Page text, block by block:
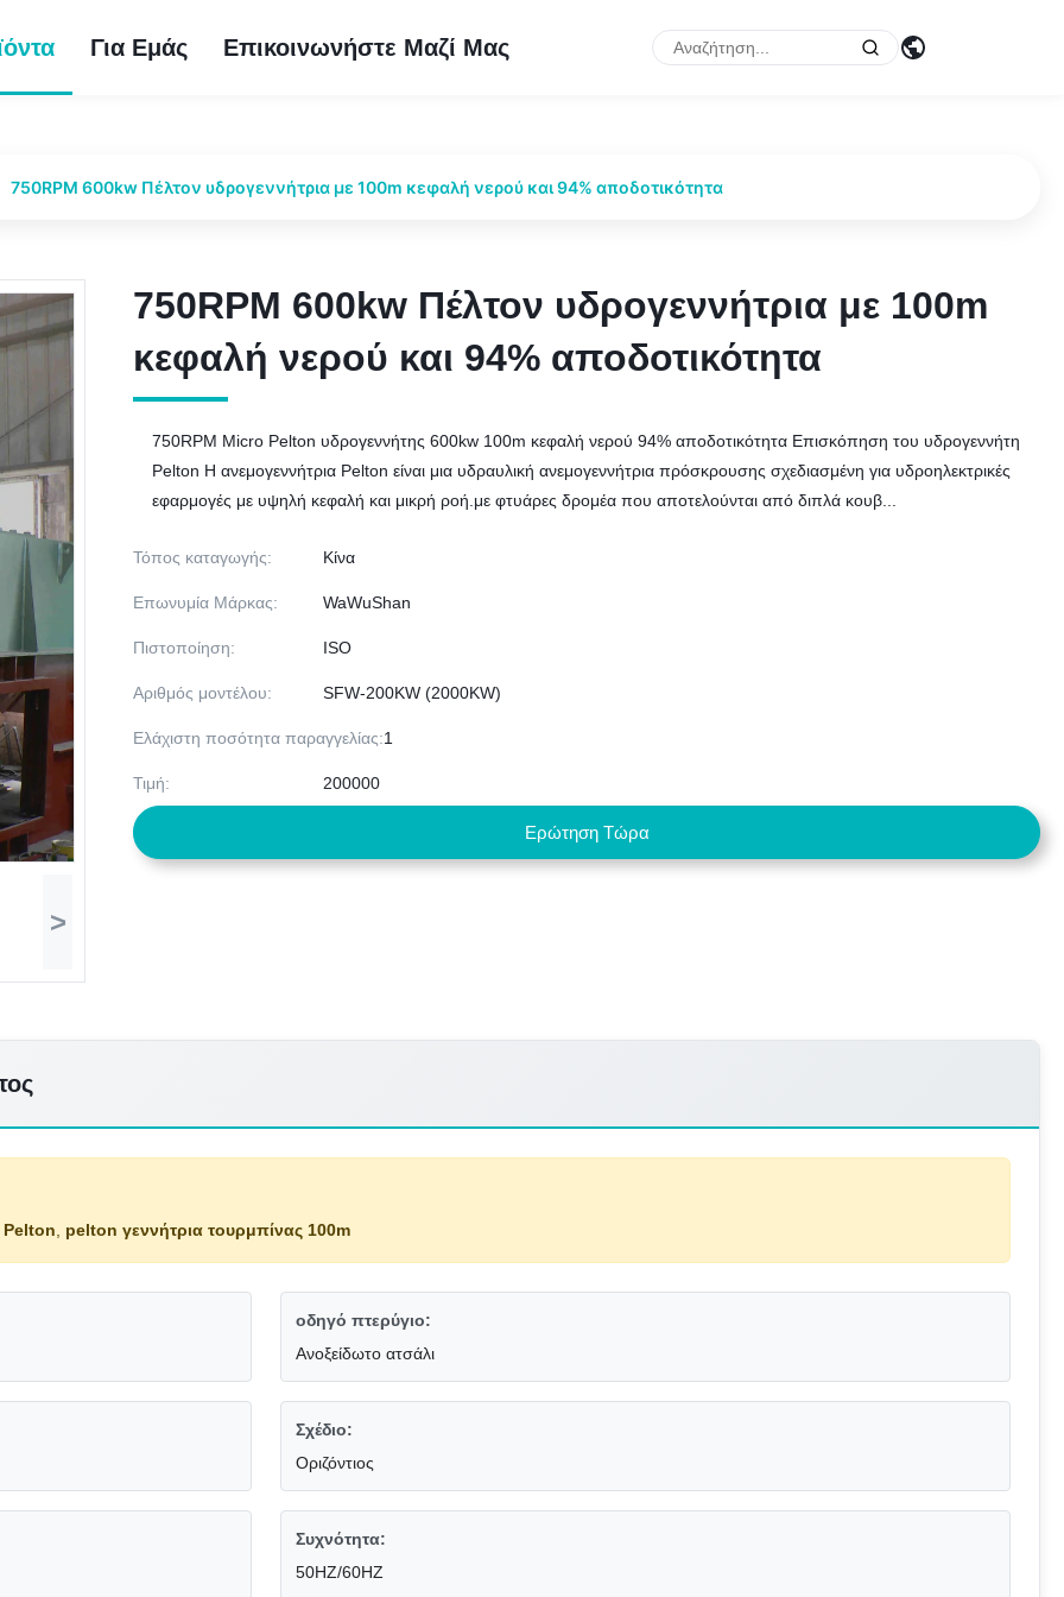
Για Εμάς Επικοινωνήστε Μαζί Μας
750RPM 600kw Πέλτον υδρογεννήτρια με 100m κεφαλή νερού και 94% αποδοτικότητα
>
750RPM 600kw Πέλτον υδρογεννήτρια με 100m
κεφαλή νερού και 94% αποδοτικότητα
750RPM 600kw Πέλτον υδρογεννήτρια με 100m
κεφαλή νερού και 94% αποδοτικότητα
750RPM Micro Pelton υδρογεννήτης 600kw 100m κεφαλή νερού 94% αποδοτικότητα Επισκόπηση του υδρογεννήτη
Pelton Η ανεμογεννήτρια Pelton είναι μια υδραυλική ανεμογεννήτρια πρόσκρουσης σχεδιασμένη για υδροηλεκτρικές
εφαρμογές με υψηλή κεφαλή και μικρή ροή.με φτυάρες δρομέα που αποτελούνται από διπλά κουβ...
Τόπος καταγωγής: Κίνα
Επωνυμία Μάρκας: WaWuShan
Πιστοποίηση: ISO
Αριθμός μοντέλου: SFW-200KW (2000KW)
Ελάχιστη ποσότητα παραγγελίας:1
Τιμή: 200000
Ερώτηση Τώρα
Pelton pelton γεννήτρια τουρμπίνας 100m
οδηγό πτερύγιο:
Ανοξείδωτο ατσάλι
Σχέδιο:
Οριζόντιος
Συχνότητα:
50HZ/60HZ